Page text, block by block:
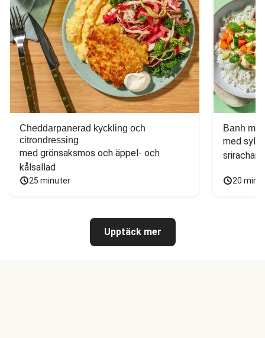
Cheddarpanerad kyckling och
citrondressing
med grönsaksmos och äppel- och
kålsallad
25 minuter
Banh mi-
med
20
Upptäck mer